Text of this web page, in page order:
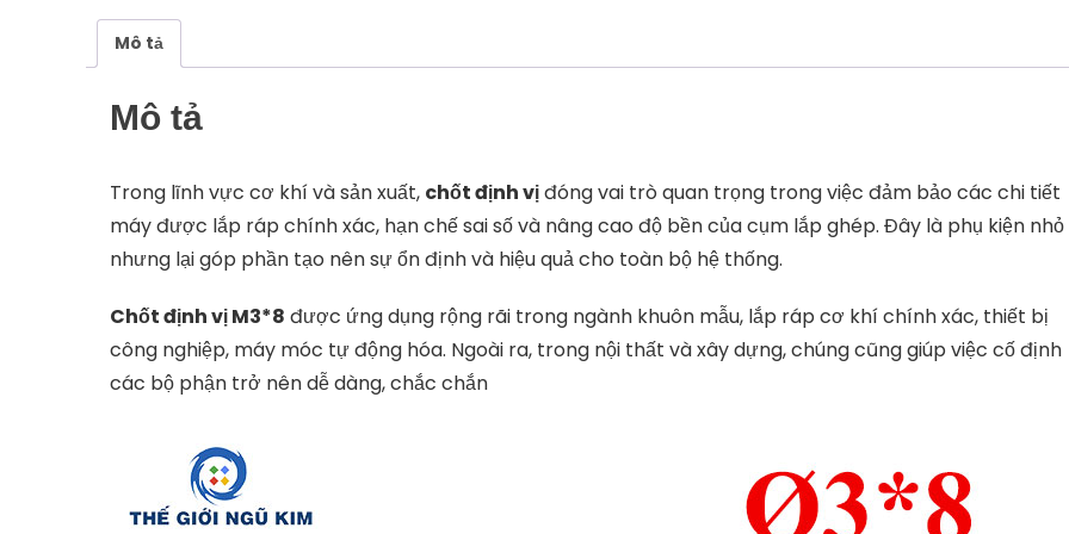
Mô tả
Mô tả
Trong lĩnh vực cơ khí và sản xuất, chốt định vịđóng vai trò quan trọng trong việc đảm bảo các chi tiết
máy được lắp ráp chính xác, hạn chế sai số và nâng cao độ bền của cụm lắp ghép. Đây là phụ kiện nhỏ
nhưng lại góp phần tạo nên sự ổn định và hiệu quả cho toàn bộ hệ thống.
Chốt định vị M3*8 được ứng dụng rộng rãi trong ngành khuôn mẫu, lắp ráp cơ khí chính xác, thiết bị
công nghiệp, máy móc tự động hóa. Ngoài ra, trong nội thất và xây dựng, chúng cũng giúp việc cố định
các bộ phận trở nên dễ dàng, chắc chắn